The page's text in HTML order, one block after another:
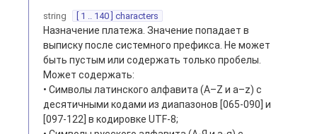
string [ 1 .. 140 ] characters
Назначение платежа. Значение попадает в
выписку после системного префикса. Не может
быть пустым или содержать только пробелы.
Может содержать:
• Символы латинского алфавита (A–Z и a–z) с
десятичными кодами из диапазонов [065-090] и
[097-122] в кодировке UTF-8;